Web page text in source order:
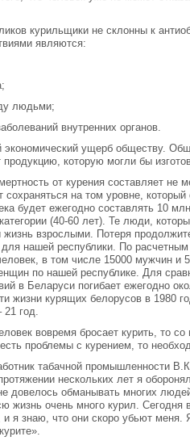
курильщики не склонны к
являются:
людьми;
внутренних органов.
экономический ущерб обществу.
которую могли бы
от курения составляет не
сохраняться на том уровне,
будет ежегодно составлять 10
(40-60 лет). Те люди,
взрослыми. Потеря
нашей республики. По
в том числе 15000 мужчин
по нашей республике. Для
в Беларуси погибает ежегодно
жизни курящих белорусов в 1980
21 год.
вовремя бросает курить, то
проблемы с курением, то
табачной промышленности
нескольких лет я
довелось обманывать многих
жизнь очень много курил.
я знаю, что они скоро убьют